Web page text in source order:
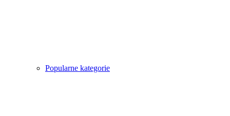
Popularne kategorie